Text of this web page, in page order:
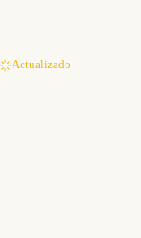
Actualizado